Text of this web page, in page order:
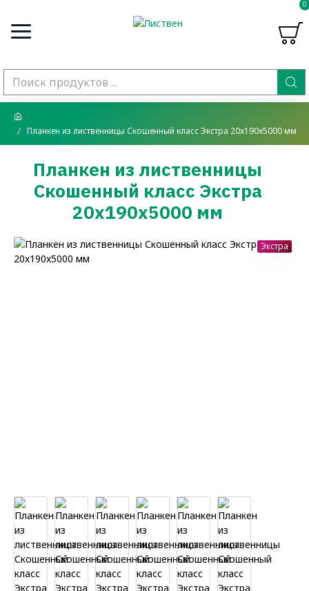
0
Планкен из лиственницы Скошенный класс Экстра 20x190x5000 мм
Планкен из лиственницы
Скошенный класс Экстра
20x190x5000 мм
Экстра